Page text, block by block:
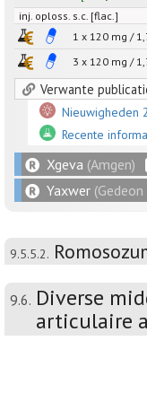
inj. oploss. s.c. [flac.]
1 x 120 mg /
3 x 120 mg /
Verwante
Nieuwigheden
Recente
Xgeva (Amgen)
Yaxwer
9.5.5.2.
9.6. Diverse
articulaire